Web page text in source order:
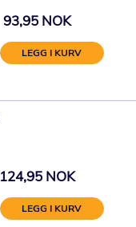
93,95 NOK
LEGG I KURV
124,95 NOK
LEGG I KURV